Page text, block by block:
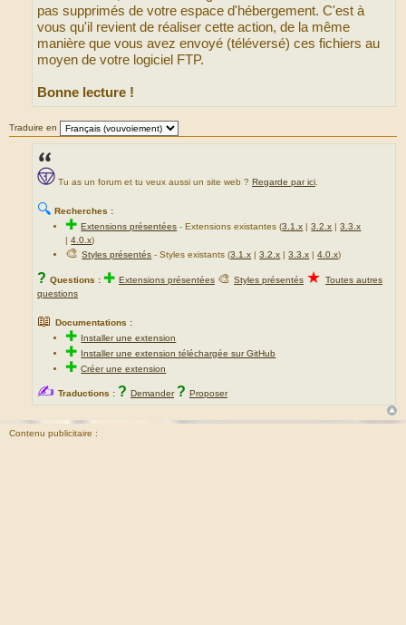
pas supprimés de votre espace d'hébergement. C'est à
vous qu'il revient de réaliser cette action, de la même
manière que vous avez envoyé (téléversé) ces fichiers au
moyen de votre logiciel FTP.
Bonne lecture !
Traduire en
Tu as un forum et tu veux aussi un site web ? Regarde par ici
🔍 Recherches :
✚Extensions présentées -Extensions existantes (3.1.x |3.2.x |3.3.x
|4.0.x)
🎨Styles présentés - Styles existants (3.1.x |3.2.x |3.3.x |4.0.x)
? Questions : ✚ Extensions présentées 🎨 Styles présentés ★ Toutes autres
questions
📖 Documentations :
✚ Installer une extension
✚ Installer une extension téléchargée sur GitHub
✚Créer une extension
✍ Traductions : ? Demander ? Proposer
Contenu publicitaire :